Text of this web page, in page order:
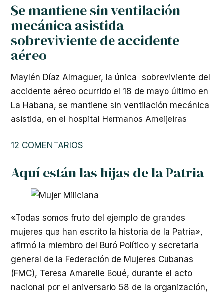
Se mantiene sin ventilación
mecánica asistida
sobreviviente de accidente
aéreo
Maylén Díaz Almaguer, la única sobreviviente del
accidente aéreo ocurrido el 18 de mayo último en
La Habana, se mantiene sin ventilación mecánica
asistida, en el hospital Hermanos Ameijeiras
12 COMENTARIOS
Aquí están las hijas de la Patria
«Todas somos fruto del ejemplo de grandes
mujeres que han escrito la historia de la Patria»,
afirmó la miembro del Buró Político y secretaria
general de la Federación de Mujeres Cubanas
(FMC), Teresa Amarelle Boué, durante el acto
nacional por el aniversario 58 de la organización,